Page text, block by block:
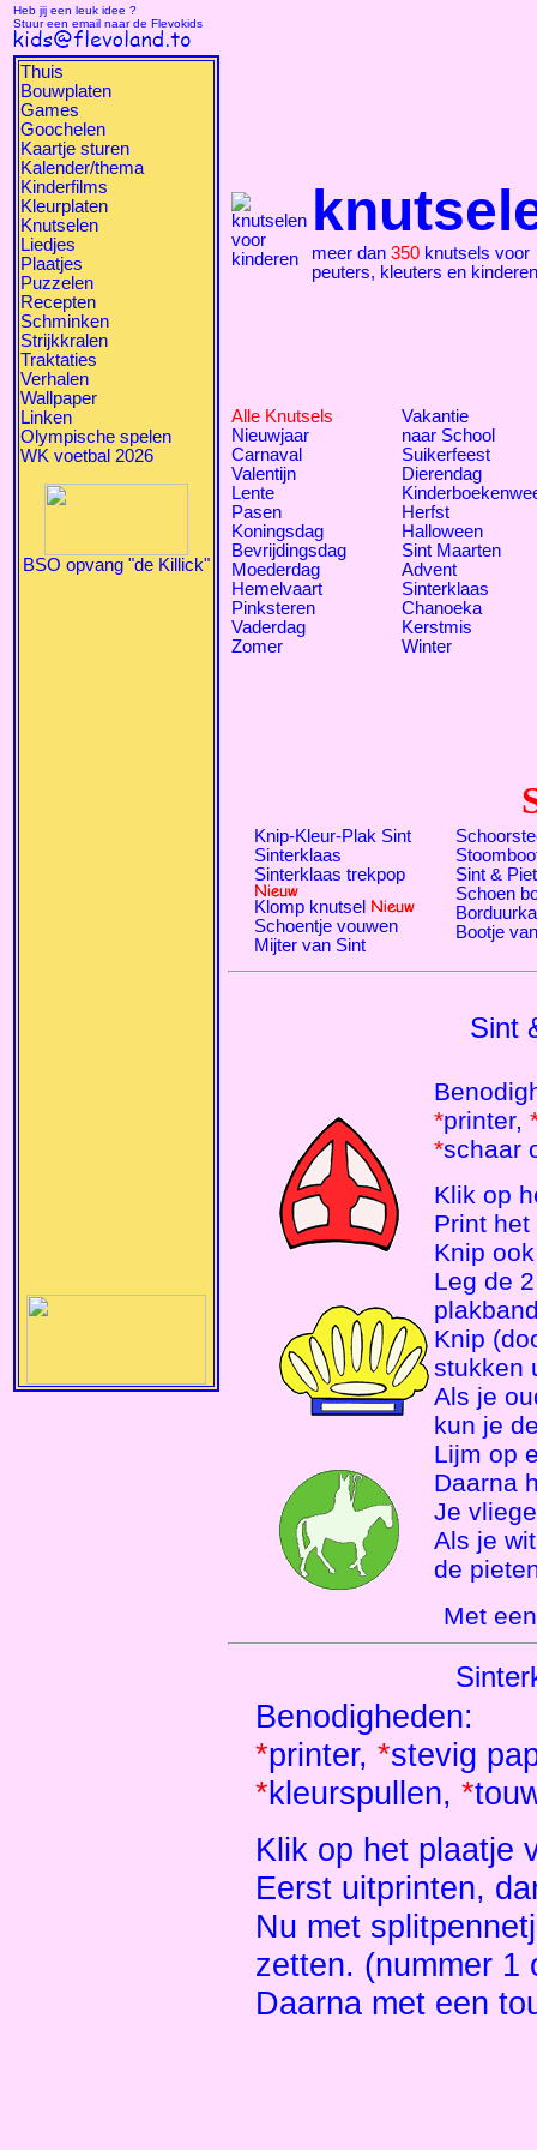
Heb jij een leuk idee ?
Stuur een email naar de Flevokids
Thuis
Bouwplaten
Games
Goochelen
Kaartje sturen
Kalender/thema
Kinderfilms
Kleurplaten
Knutselen
Liedjes
Plaatjes
Puzzelen
Recepten
Schminken
Strijkkralen
Traktaties
Verhalen
Wallpaper
Linken
Olympische spelen
WK voetbal 2026
BSO opvang "de Killick"
meer dan 350 knutsels voor
peuters, kleuters en kinderen
Alle Knutsels
Nieuwjaar
Carnaval
Valentijn
Lente
Pasen
Koningsdag
Bevrijdingsdag
Moederdag
Hemelvaart
Pinksteren
Vaderdag
Zomer
Vakantie
naar School
Suikerfeest
Dierendag
Herfst
Halloween
Sint Maarten
Advent
Sinterklaas
Chanoeka
Kerstmis
Winter
Knip-Kleur-Plak Sint
Sinterklaas
Sinterklaas trekpop
Klomp knutsel
Schoentje vouwen
Mijter van Sint
Sint &
Schoen
Bootje
Sint
*printer,
*schaar
Klik op
Print
Knip
Leg de
Knip
stukken
Als je
kun je
Lijm op
Daarna
Je
Als je
de
Met
Benodigheden:
*printer, *stevig
*kleurspullen, *
Klik op het plaatje
Eerst uitprinten,
Nu met
zetten. (nummer 1
Daarna met een